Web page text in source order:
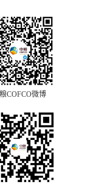
COFCO微博